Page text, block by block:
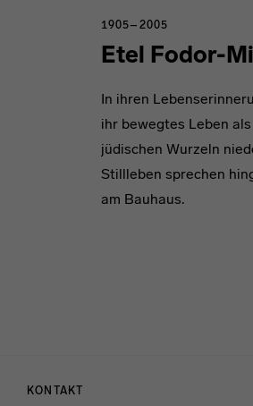
Etel Fodor-
1905–2005
In ihren
ihr bewegtes Leben
jüdischen Wurzeln
Stillleben sprechen
am Bauhaus.
KONTAKT